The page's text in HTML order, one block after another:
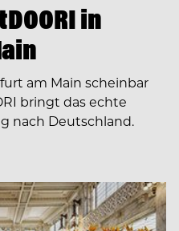
in
am Main scheinbar
bringt das echte
nach Deutschland.